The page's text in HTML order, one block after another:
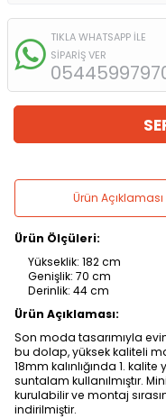
TIKLA WHATSAPP İLE
SİPARİŞ VER
Ürün Açıklaması
Ürün Ölçüleri:
Yükseklik: 182 cm
Genişlik: 70 cm
Derinlik: 44 cm
Ürün Açıklaması:
Son moda tasarımıyla
bu dolap, yüksek kaliteli
18mm kalınlığında 1.
suntalam kullanılmıştır.
kurulabilir ve montaj
indirilmiştir.